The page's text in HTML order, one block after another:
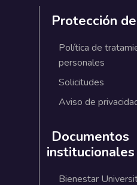
Protección
Política de
personales
Solicitudes
Aviso de
Documentos
Bienestar